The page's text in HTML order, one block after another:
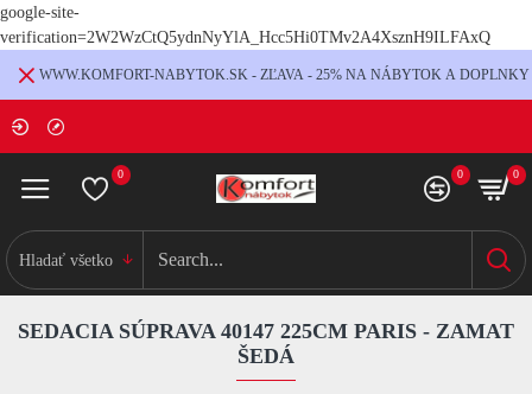
google-site-
verification=2W2WzCtQ5ydnNyYlA_Hcc5Hi0TMv2A4XsznH9ILFAxQ
WWW.KOMFORT-NABYTOK.SK - ZĽAVA - 25% NA NÁBYTOK A DOPLNKY
0 0 0
Hladať všetko
SEDACIA SÚPRAVA 40147 225CM PARIS - ZAMAT
ŠEDÁ